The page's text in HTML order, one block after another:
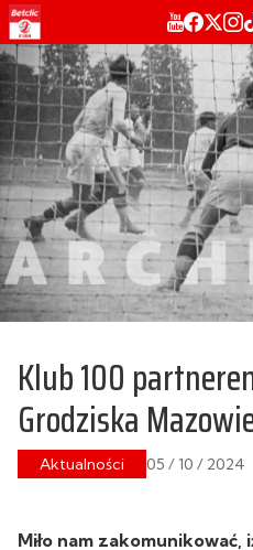
Klub 100
Grodziska
Aktualności 05 / 10 / 2024
Miło nam